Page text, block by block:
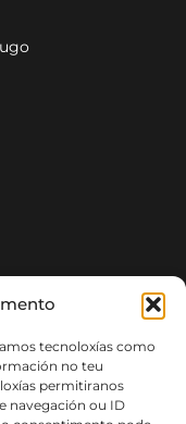
tecnoloxías como
no teu
permitiranos
navegación ou ID